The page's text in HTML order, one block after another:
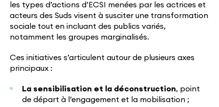
les types d’actions d’ECSI menées par les actrices et
acteurs des Suds visent à susciter une transformation
sociale tout en incluant des publics variés,
notamment les groupes marginalisés.
Ces initiatives s’articulent autour de plusieurs axes
principaux :
La sensibilisation et la déconstruction, point
de départ à l’engagement et la mobilisation ;